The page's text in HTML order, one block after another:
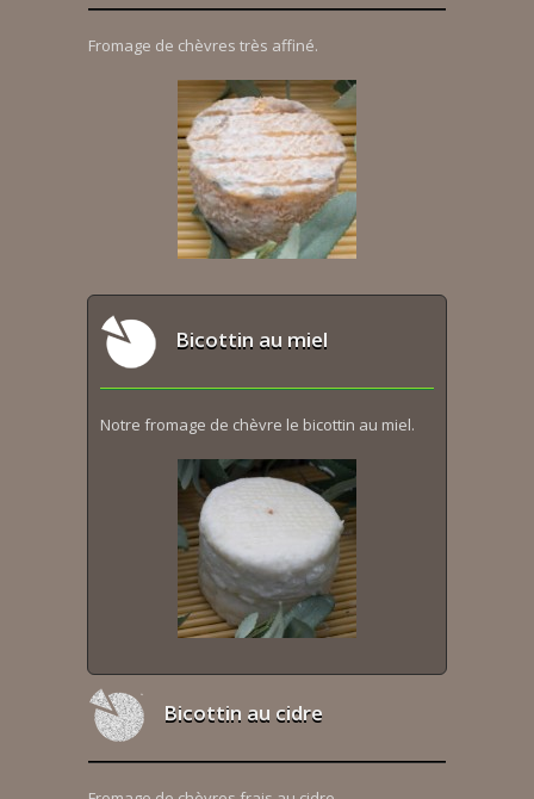
Fromage de chèvres très affiné.
Bicottin au miel
Notre fromage de chèvre le bicottin au miel.
Bicottin au cidre